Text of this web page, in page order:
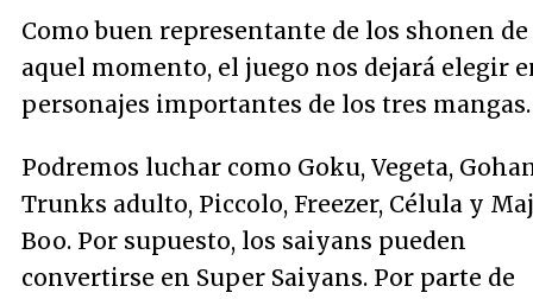
Como buen representante de los shonen
aquel momento, el juego nos dejará elegir
personajes importantes de los tres mangas.
Podremos luchar como Goku, Vegeta,
Trunks adulto, Piccolo, Freezer, Célula y
Boo. Por supuesto, los saiyans pueden
convertirse en Super Saiyans. Por parte de